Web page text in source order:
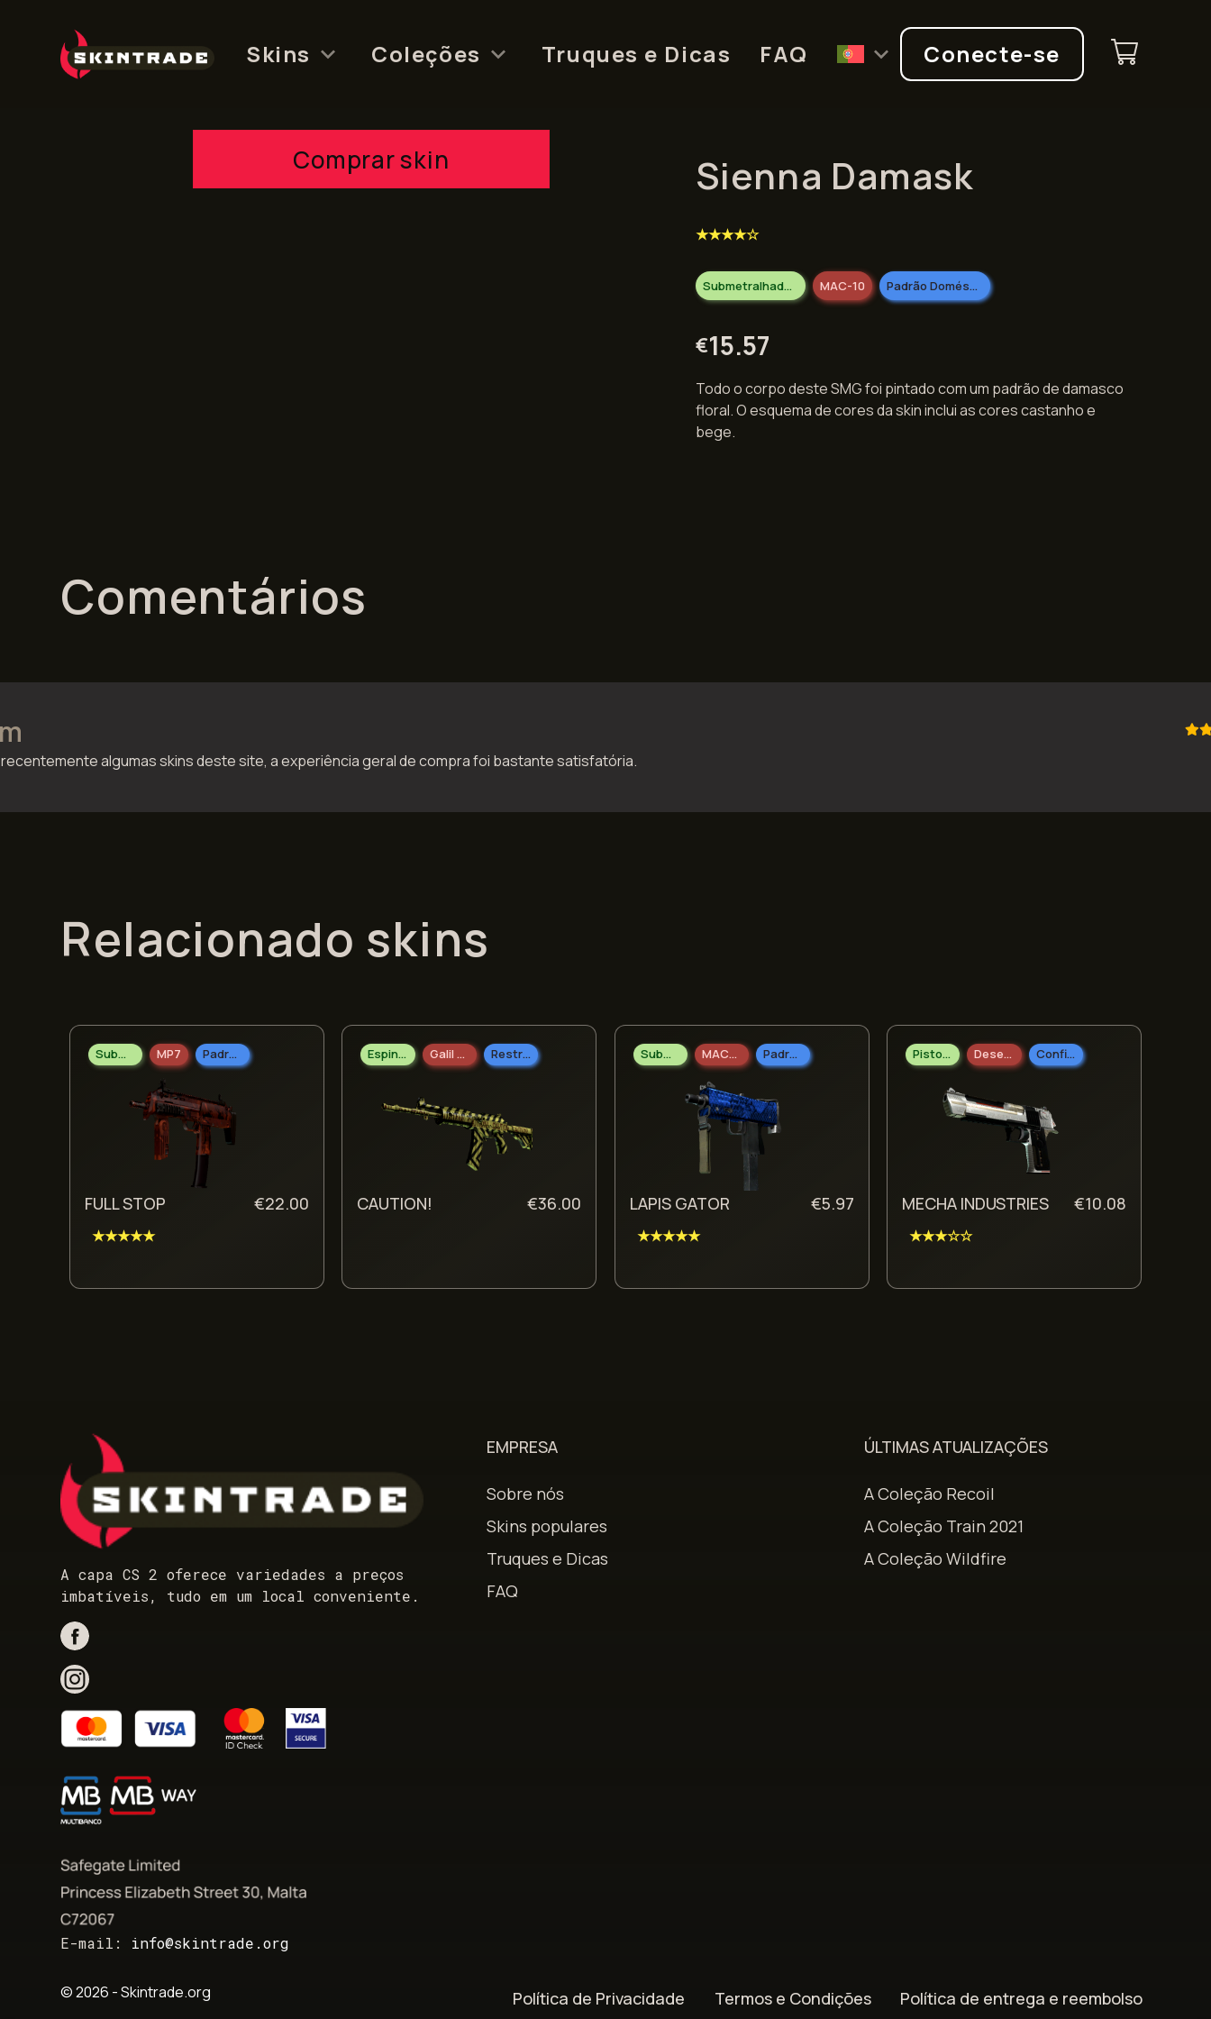
Skins Coleções Truques e Dicas FAQ Conecte-se
Comprar skin Sienna Damask
€15.57
MAC-10 Padrão Doméstico
★★★★☆
Submetralhadoras
Todo o corpo deste SMG foi pintado com um padrão de damasco
floral. O esquema de cores da skin inclui as cores castanho e
bege.
Comentários
recentemente algumas skins deste site, a experiência geral de compra foi bastante satisfatória.
Relacionado skins
Submetralhadoras MP7 Padrão Militar
FULL STOP €22.00
★★★★★
Espingarda Galil AR Restrito
CAUTION! €36.00
Submetralhadoras MAC-10 Padrão Militar
LAPIS GATOR €5.97
★★★★★
Pistolas Desert Eagle Confidencial
MECHA INDUSTRIES €10.08
★★★☆☆
A capa CS 2 oferece variedades a preços
imbatíveis, tudo em um local conveniente.
EMPRESA
Sobre nós
Skins populares
Truques e Dicas
FAQ
ÚLTIMAS ATUALIZAÇÕES
A Coleção Recoil
A Coleção Train 2021
A Coleção Wildfire
E-mail: info@skintrade.org
© 2026 - Skintrade.org Política de Privacidade Termos e Condições Política de entrega e reembolso